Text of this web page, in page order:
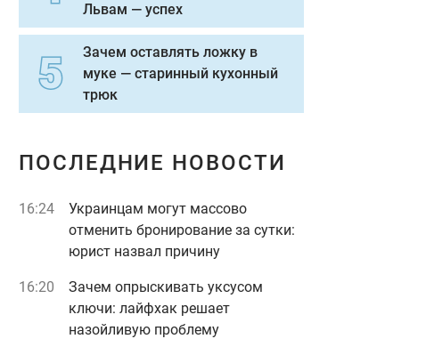
Львам — успех
Зачем оставлять ложку в
муке — старинный кухонный
трюк
ПОСЛЕДНИЕ НОВОСТИ
16:24
Украинцам могут массово
отменить бронирование за сутки:
юрист назвал причину
16:20
Зачем опрыскивать уксусом
ключи: лайфхак решает
назойливую проблему